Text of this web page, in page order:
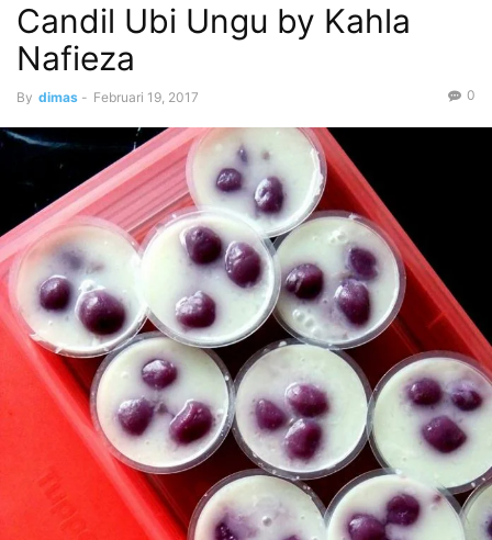
Candil Ubi Ungu by Kahla
Nafieza
By dimas - Februari 19, 2017 0